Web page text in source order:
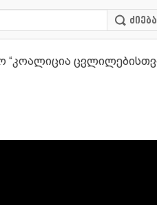
“კოალიცია